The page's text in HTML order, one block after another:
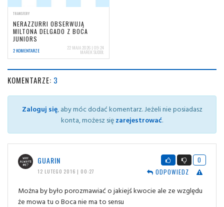
TRANSFERY
NERAZZURRI OBSERWUJĄ
MILTONA DELGADO Z BOCA
JUNIORS
2 KOMENTARZE 22 MAJA 2026 | 09:24
MAREK SUDOŁ
KOMENTARZE: 3
Zaloguj się, aby móc dodać komentarz. Jeżeli nie posiadasz
konta, możesz sięzarejestrować.
GUARIN
12 LUTEGO 2016 | 00:27
0
ODPOWIEDZ
Można by było porozmawiać o jakiejś kwocie ale ze względu
że mowa tu o Boca nie ma to sensu